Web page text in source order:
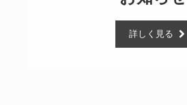
詳しく見る